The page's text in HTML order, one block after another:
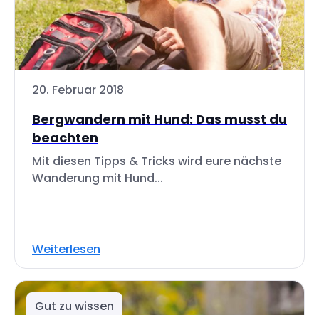
20. Februar 2018
Bergwandern mit Hund: Das musst du
beachten
Mit diesen Tipps & Tricks wird eure nächste
Wanderung mit Hund...
Weiterlesen
Gut zu wissen